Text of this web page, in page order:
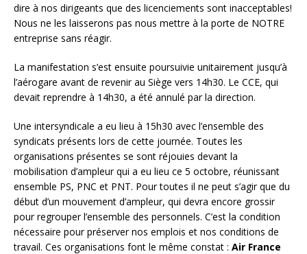
dire à nos dirigeants que des licenciements sont inacceptables!
Nous ne les laisserons pas nous mettre à la porte de NOTRE
entreprise sans réagir.
La manifestation s’est ensuite poursuivie unitairement jusqu’à
l’aérogare avant de revenir au Siège vers 14h30. Le CCE, qui
devait reprendre à 14h30, a été annulé par la direction.
Une intersyndicale a eu lieu à 15h30 avec l’ensemble des
syndicats présents lors de cette journée. Toutes les
organisations présentes se sont réjouies devant la
mobilisation d’ampleur qui a eu lieu ce 5 octobre, réunissant
ensemble PS, PNC et PNT. Pour toutes il ne peut s’agir que du
début d’un mouvement d’ampleur, qui devra encore grossir
pour regrouper l’ensemble des personnels. C’est la condition
nécessaire pour préserver nos emplois et nos conditions de
travail. Ces organisations font le même constat : Air France